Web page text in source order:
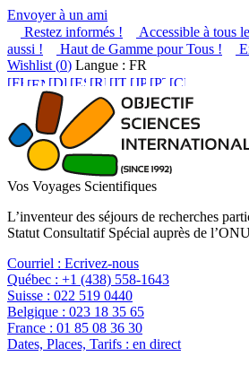
Envoyer à un ami
Restez informés !
Accessible à tous
aussi !
Haut de Gamme pour Tous !
Wishlist (0) Langue : FR
Vos Voyages Scientifiques
L’inventeur des séjours de recherches
Statut Consultatif Spécial auprès de
Courriel : Ecrivez-nous
Québec : +1 (438) 558-1643
Suisse : 022 519 0440
Belgique : 023 18 35 65
France : 01 85 08 36 30
Dates, Places, Tarifs : en direct